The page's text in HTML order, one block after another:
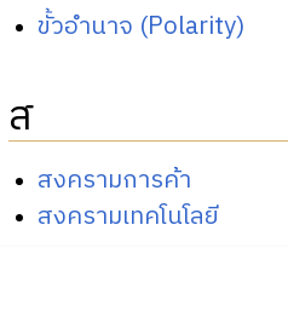
ขั้วอำนาจ (Polarity)
ส
สงครามการค้า
สงครามเทคโนโลยี